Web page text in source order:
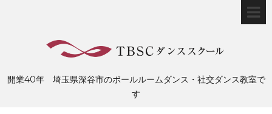
開業40年 埼玉県深谷市のボールルームダンス・社交ダンス教室で
す